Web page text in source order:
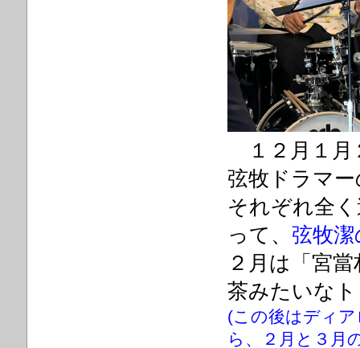
１２月１月
弦牧ドラマ
それぞれ全
って、 弦牧
２月は「宮
茶みたいな
(この後はディ
ら、
２月と３月